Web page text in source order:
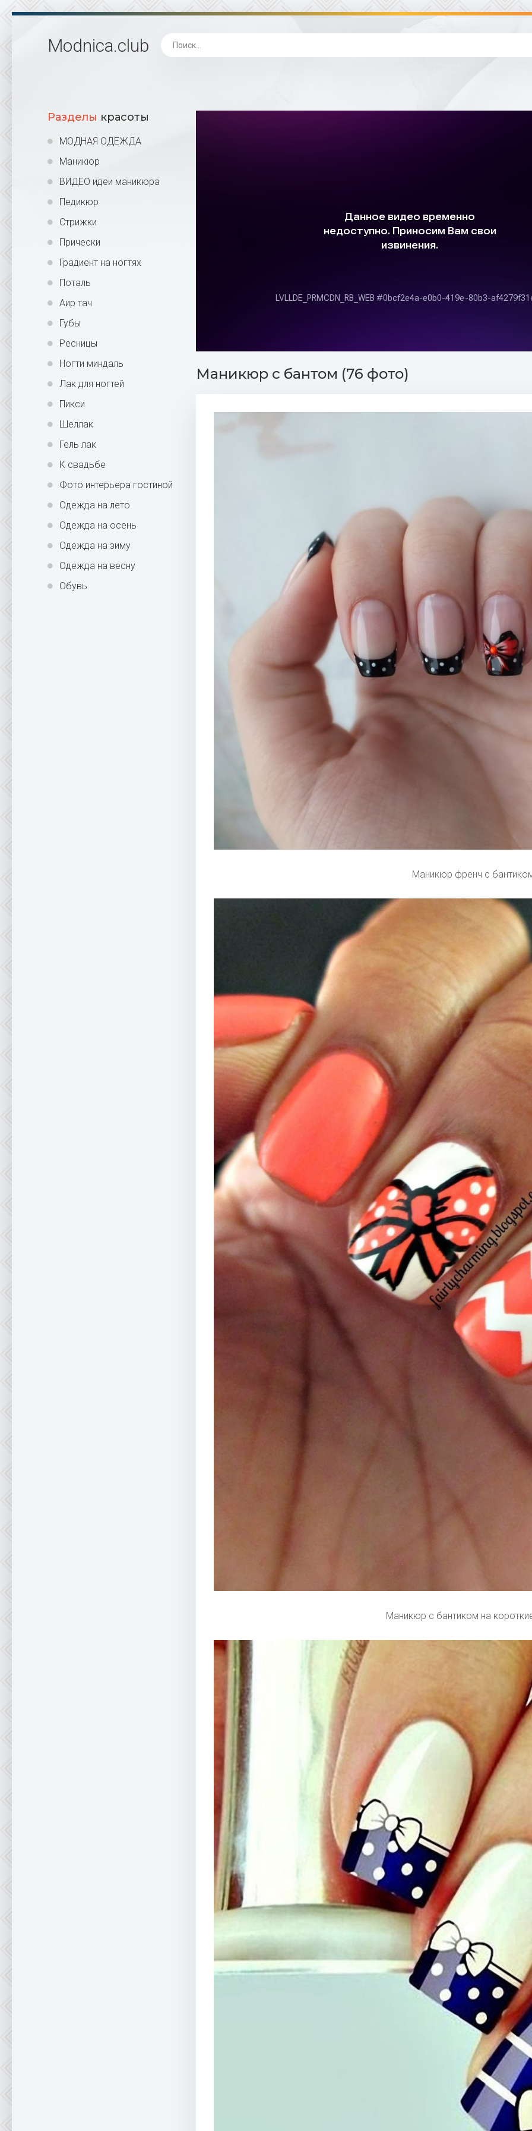
Modnica.club
Разделы красоты
МОДНАЯ ОДЕЖДА
Маникюр
ВИДЕО идеи маникюра
Педикюр
Стрижки
Прически
Градиент на ногтях
Поталь
Аир тач
Губы
Ресницы
Ногти миндаль
Лак для ногтей
Пикси
Шеллак
Гель лак
К свадьбе
Фото интерьера гостиной
Одежда на лето
Одежда на осень
Одежда на зиму
Одежда на весну
Обувь
Маникюр с бантом (76 фото)
Маникюр френч с
Маникюр с бантиком на